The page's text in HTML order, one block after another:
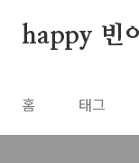
happy 빈
홈 태그